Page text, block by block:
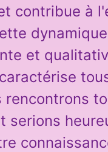
contribue à
dynamique
et
rencontrons
serions